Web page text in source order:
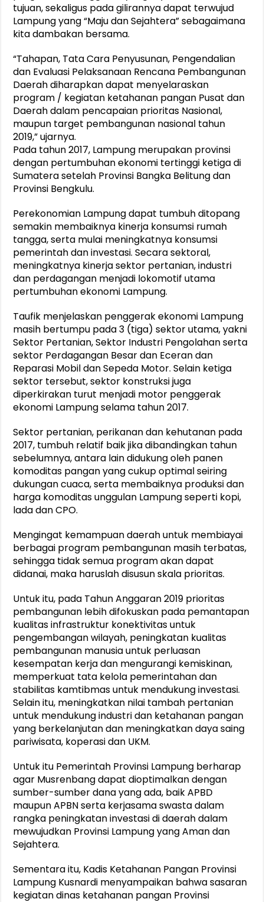
tujuan, sekaligus pada gilirannya dapat terwujud
Lampung yang “Maju dan Sejahtera” sebagaimana
kita dambakan bersama.
“Tahapan, Tata Cara Penyusunan, Pengendalian
dan Evaluasi Pelaksanaan Rencana Pembangunan
Daerah diharapkan dapat menyelaraskan
program / kegiatan ketahanan pangan Pusat dan
Daerah dalam pencapaian prioritas Nasional,
maupun target pembangunan nasional tahun
2019,” ujarnya.
Pada tahun 2017, Lampung merupakan provinsi
dengan pertumbuhan ekonomi tertinggi ketiga di
Sumatera setelah Provinsi Bangka Belitung dan
Provinsi Bengkulu.
Perekonomian Lampung dapat tumbuh ditopang
semakin membaiknya kinerja konsumsi rumah
tangga, serta mulai meningkatnya konsumsi
pemerintah dan investasi. Secara sektoral,
meningkatnya kinerja sektor pertanian, industri
dan perdagangan menjadi lokomotif utama
pertumbuhan ekonomi Lampung.
Taufik menjelaskan penggerak ekonomi Lampung
masih bertumpu pada 3 (tiga) sektor utama, yakni
Sektor Pertanian, Sektor Industri Pengolahan serta
sektor Perdagangan Besar dan Eceran dan
Reparasi Mobil dan Sepeda Motor. Selain ketiga
sektor tersebut, sektor konstruksi juga
diperkirakan turut menjadi motor penggerak
ekonomi Lampung selama tahun 2017.
Sektor pertanian, perikanan dan kehutanan pada
2017, tumbuh relatif baik jika dibandingkan tahun
sebelumnya, antara lain didukung oleh panen
komoditas pangan yang cukup optimal seiring
dukungan cuaca, serta membaiknya produksi dan
harga komoditas unggulan Lampung seperti kopi,
lada dan CPO.
Mengingat kemampuan daerah untuk membiayai
berbagai program pembangunan masih terbatas,
sehingga tidak semua program akan dapat
didanai, maka haruslah disusun skala prioritas.
Untuk itu, pada Tahun Anggaran 2019 prioritas
pembangunan lebih difokuskan pada pemantapan
kualitas infrastruktur konektivitas untuk
pengembangan wilayah, peningkatan kualitas
pembangunan manusia untuk perluasan
kesempatan kerja dan mengurangi kemiskinan,
memperkuat tata kelola pemerintahan dan
stabilitas kamtibmas untuk mendukung investasi.
Selain itu, meningkatkan nilai tambah pertanian
untuk mendukung industri dan ketahanan pangan
yang berkelanjutan dan meningkatkan daya saing
pariwisata, koperasi dan UKM.
Untuk itu Pemerintah Provinsi Lampung berharap
agar Musrenbang dapat dioptimalkan dengan
sumber-sumber dana yang ada, baik APBD
maupun APBN serta kerjasama swasta dalam
rangka peningkatan investasi di daerah dalam
mewujudkan Provinsi Lampung yang Aman dan
Sejahtera.
Sementara itu, Kadis Ketahanan Pangan Provinsi
Lampung Kusnardi menyampaikan bahwa sasaran
kegiatan dinas ketahanan pangan Provinsi